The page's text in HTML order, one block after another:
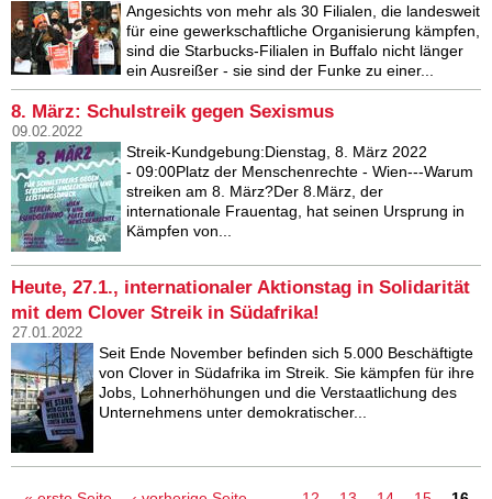
Angesichts von mehr als 30 Filialen, die landesweit
für eine gewerkschaftliche Organisierung kämpfen,
sind die Starbucks-Filialen in Buffalo nicht länger
ein Ausreißer - sie sind der Funke zu einer...
8. März: Schulstreik gegen Sexismus
09.02.2022
Streik-Kundgebung:Dienstag, 8. März 2022
- 09:00Platz der Menschenrechte - Wien---Warum
streiken am 8. März?Der 8.März, der
internationale Frauentag, hat seinen Ursprung in
Kämpfen von...
Heute, 27.1., internationaler Aktionstag in Solidarität
mit dem Clover Streik in Südafrika!
27.01.2022
Seit Ende November befinden sich 5.000 Beschäftigte
von Clover in Südafrika im Streik. Sie kämpfen für ihre
Jobs, Lohnerhöhungen und die Verstaatlichung des
Unternehmens unter demokratischer...
Seiten